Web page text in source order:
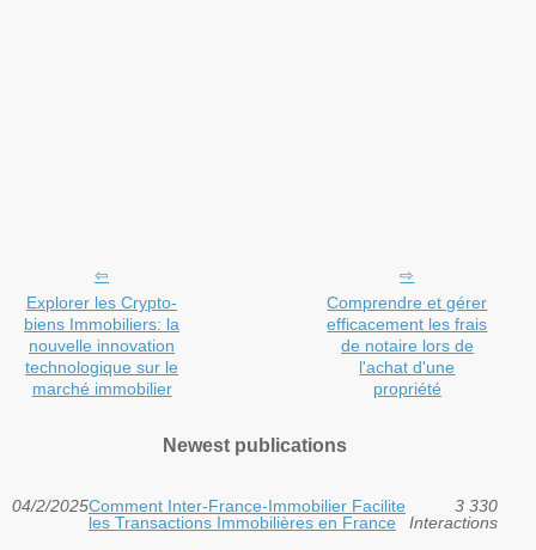
Explorer les Crypto-
biens Immobiliers: la
nouvelle innovation
technologique sur le
marché immobilier
Comprendre et gérer
efficacement les frais
de notaire lors de
l'achat d'une
propriété
Newest publications
04/2/2025Comment Inter-France-Immobilier Facilite
les Transactions Immobilières en France
3 330
Interactions